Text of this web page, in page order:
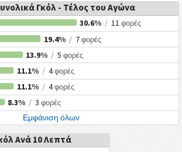
Γκόλ - Τέλος του Αγώνα
30.6% / 11φορές
19.4% /7 φορές
13.9% / 5φορές
11.1% /4φορές
11.1% /4φορές
8.3% / 3φορές
Εμφάνιση όλων
Ανά 10 Λεπτά